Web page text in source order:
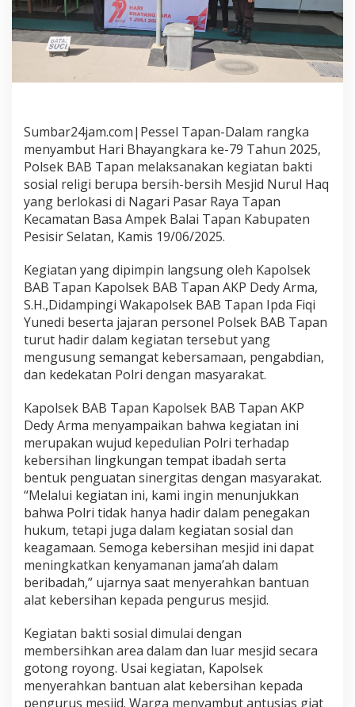
a
r
a
k
o
l
s
k
B
A
B
a
p
a
n
L
a
k
s
a
a
k
a
n
B
a
k
i
S
o
s
i
a
l
e
l
i
g
i
Sumbar24jam.com|Pessel Tapan-Dalam rangka
menyambut Hari Bhayangkara ke-79 Tahun 2025,
Polsek BAB Tapan melaksanakan kegiatan bakti
sosial religi berupa bersih-bersih Mesjid Nurul Haq
yang berlokasi di Nagari Pasar Raya Tapan
Kecamatan Basa Ampek Balai Tapan Kabupaten
Pesisir Selatan, Kamis 19/06/2025.
Kegiatan yang dipimpin langsung oleh Kapolsek
BAB Tapan Kapolsek BAB Tapan AKP Dedy Arma,
S.H.,Didampingi Wakapolsek BAB Tapan Ipda Fiqi
Yunedi beserta jajaran personel Polsek BAB Tapan
turut hadir dalam kegiatan tersebut yang
mengusung semangat kebersamaan, pengabdian,
dan kedekatan Polri dengan masyarakat.
Kapolsek BAB Tapan Kapolsek BAB Tapan AKP
Dedy Arma menyampaikan bahwa kegiatan ini
merupakan wujud kepedulian Polri terhadap
kebersihan lingkungan tempat ibadah serta
bentuk penguatan sinergitas dengan masyarakat.
“Melalui kegiatan ini, kami ingin menunjukkan
bahwa Polri tidak hanya hadir dalam penegakan
hukum, tetapi juga dalam kegiatan sosial dan
keagamaan. Semoga kebersihan mesjid ini dapat
meningkatkan kenyamanan jama’ah dalam
beribadah,” ujarnya saat menyerahkan bantuan
alat kebersihan kepada pengurus mesjid.
Kegiatan bakti sosial dimulai dengan
membersihkan area dalam dan luar mesjid secara
gotong royong. Usai kegiatan, Kapolsek
menyerahkan bantuan alat kebersihan kepada
pengurus mesjid. Warga menyambut antusias giat